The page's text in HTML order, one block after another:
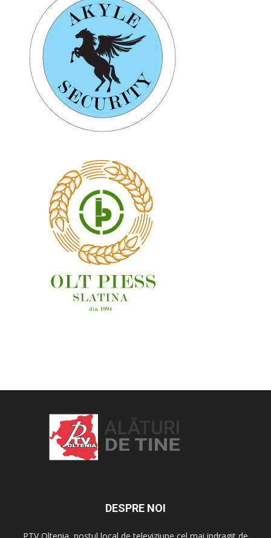
DESPRE NOI
PTV Oltenia, postul local de televiziune cel mai indragit de